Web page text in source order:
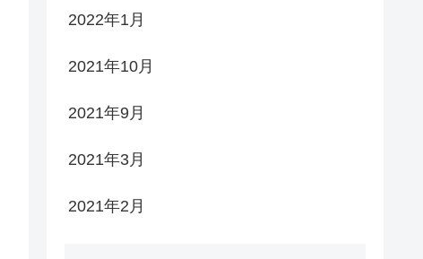
2022年1月
2021年10月
2021年9月
2021年3月
2021年2月